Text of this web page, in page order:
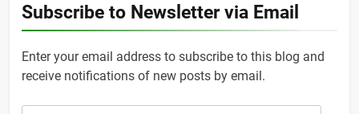
Subscribe to Newsletter via Email
Enter your email address to subscribe to this blog and
receive notifications of new posts by email.